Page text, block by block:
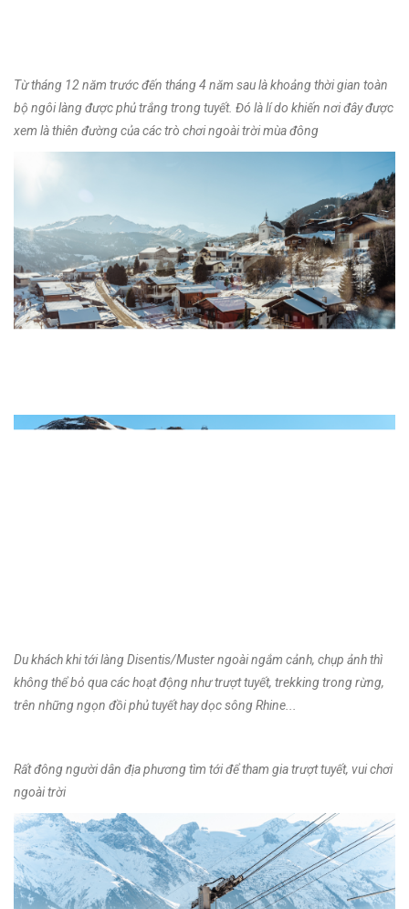
Từ tháng 12 năm trước đến tháng 4 năm sau là khoảng thời gian toàn
bộ ngôi làng được phủ trắng trong tuyết. Đó là lí do khiến nơi đây được
xem là thiên đường của các trò chơi ngoài trời mùa đông
Du khách khi tới làng Disentis/Muster ngoài ngắm cảnh, chụp ảnh thì
không thể bỏ qua các hoạt động như trượt tuyết, trekking trong rừng,
trên những ngọn đồi phủ tuyết hay dọc sông Rhine...
Rất đông người dân địa phương tìm tới để tham gia trượt tuyết, vui chơi
ngoài trời